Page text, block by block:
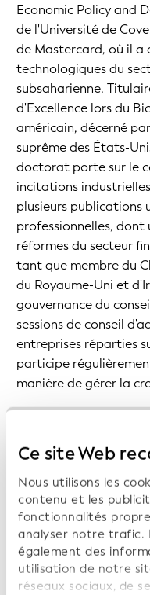
Ce site Web
Nous utilisons les
contenu et les
fonctionnalités
analyser notre trafic.
également des
utilisation de notre
réseaux sociaux, de
Economic Policy and
de l'Université de
de Mastercard, où il a
technologiques du
subsaharienne.
d'Excellence lors du
américain, décerné
suprême des États-
doctorat porte sur le
incitations
plusieurs publications
professionnelles, dont
réformes du secteur
tant que membre du
du Royaume-Uni et
gouvernance du
sessions de conseil
entreprises réparties
participe
manière de gérer la
EUROPE